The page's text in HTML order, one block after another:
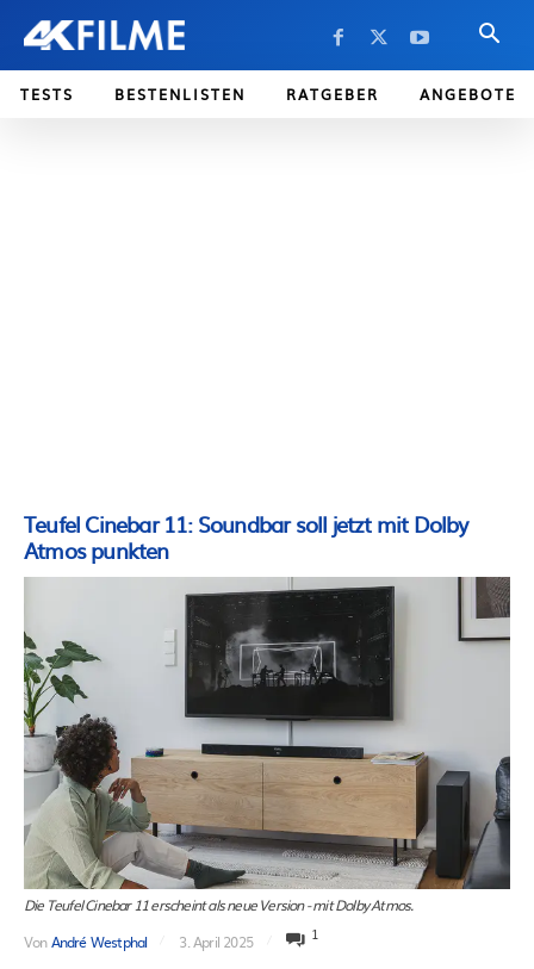
TESTS BESTENLISTEN RATGEBER ANGEBOTE
Teufel Cinebar 11: Soundbar soll jetzt mit Dolby
Atmos punkten
Die Teufel Cinebar 11 erscheint als neue Version - mit Dolby Atmos.
VonAndré Westphal 3. April 2025 1